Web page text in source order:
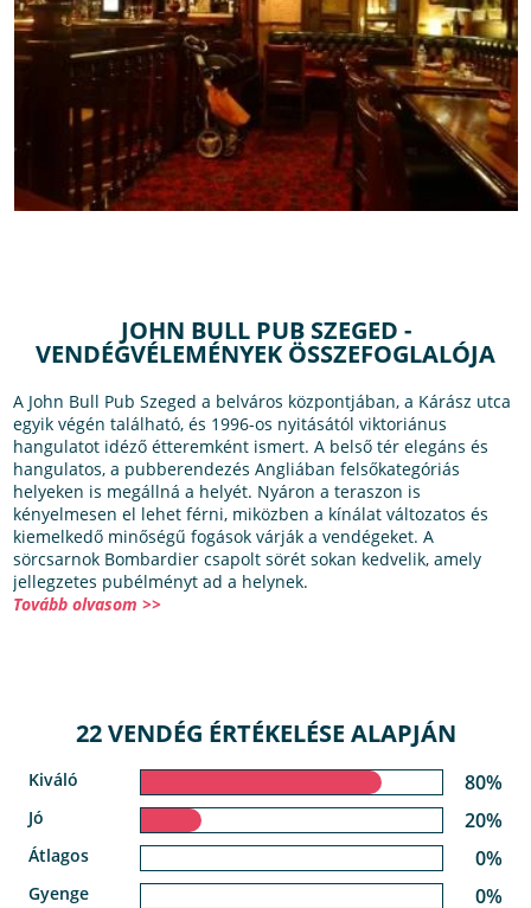
JOHN BULL PUB SZEGED -
VENDÉGVÉLEMÉNYEK ÖSSZEFOGLALÓJA
A John Bull Pub Szeged a belváros központjában, a Kárász utca
egyik végén található, és 1996-os nyitásától viktoriánus
hangulatot idéző étteremként ismert. A belső tér elegáns és
hangulatos, a pubberendezés Angliában felsőkategóriás
helyeken is megállná a helyét. Nyáron a teraszon is
kényelmesen el lehet férni, miközben a kínálat változatos és
kiemelkedő minőségű fogások várják a vendégeket. A
sörcsarnok Bombardier csapolt sörét sokan kedvelik, amely
jellegzetes pubélményt ad a helynek.
Tovább olvasom >>
22 VENDÉG ÉRTÉKELÉSE ALAPJÁN
Kiváló 80%
Jó 20%
Átlagos 0%
Gyenge 0%